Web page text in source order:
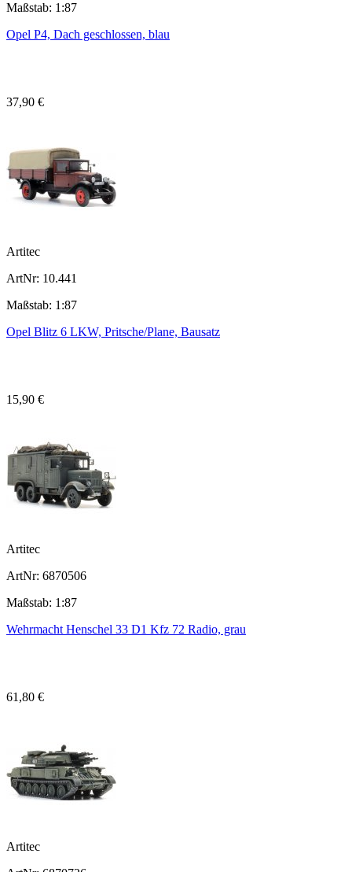
Maßstab: 1:87
Opel P4, Dach geschlossen, blau
37,90 €
Artitec
ArtNr: 10.441
Maßstab: 1:87
Opel Blitz 6 LKW, Pritsche/Plane, Bausatz
15,90 €
Artitec
ArtNr: 6870506
Maßstab: 1:87
Wehrmacht Henschel 33 D1 Kfz 72 Radio, grau
61,80 €
Artitec